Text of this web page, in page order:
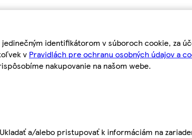
identifikátorom v súboroch cookie, za
v Pravidlách pre ochranu osobných údajov a
nakupovanie na našom webe.
a/alebo pristupovať k informáciám na